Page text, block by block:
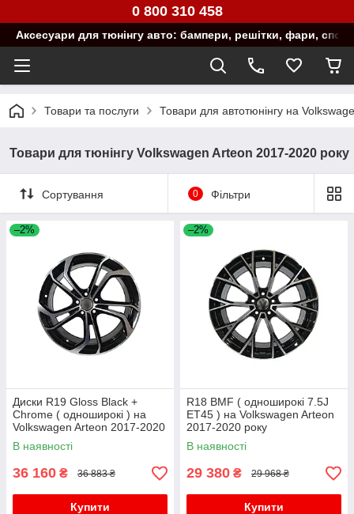
0 800 310 458
Аксесуари для тюнінгу авто: бампери, решітки, фари,
Товари та послуги Товари для автотюнінгу на
Товари для тюнінгу Volkswagen Arteon 2017-2020 року
Сортування 0 Фільтри
–2%
Диски R19 Gloss Black +
Chrome ( одноширокі ) на
Volkswagen Arteon 2017-2020
року
В наявності
36 160 ₴ 36 883 ₴
Купити
–2%
R18 BMF ( одноширокі 7.5J
ET45 ) на Volkswagen Arteon
2017-2020 року
В наявності
29 380 ₴ 29 968 ₴
Купити